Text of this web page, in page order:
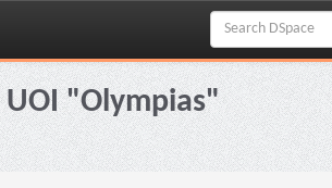
"Olympias"